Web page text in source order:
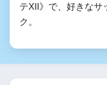
テXII》で、好きなサ
ク。